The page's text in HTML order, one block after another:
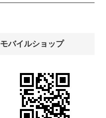
モバイルショップ